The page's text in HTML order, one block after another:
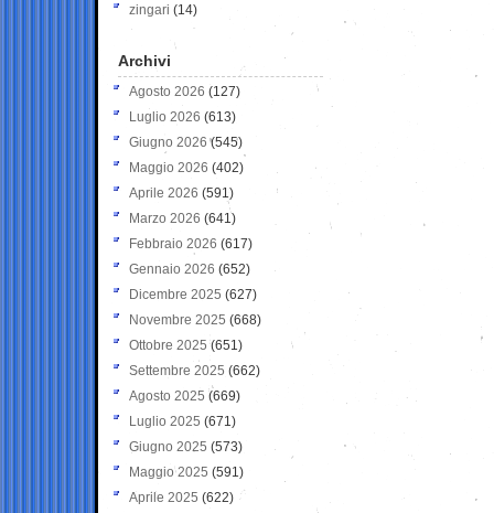
zingari (14)
Archivi
Agosto 2026 (127)
Luglio 2026 (613)
Giugno 2026 (545)
Maggio 2026 (402)
Aprile 2026 (591)
Marzo 2026 (641)
Febbraio 2026 (617)
Gennaio 2026 (652)
Dicembre 2025 (627)
Novembre 2025 (668)
Ottobre 2025 (651)
Settembre 2025 (662)
Agosto 2025 (669)
Luglio 2025 (671)
Giugno 2025 (573)
Maggio 2025 (591)
Aprile 2025 (622)